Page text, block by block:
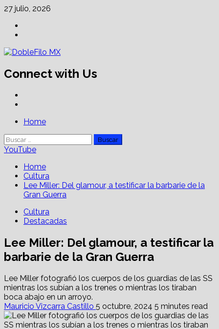
Skip
content
27 julio, 2026
Connect with Us
PrimaryHome
Buscar:
YouTube
Home
Cultura
Lee Miller: Del glamour, a testificar la barbarie de la
Gran Guerra
Cultura
Destacadas
Lee Miller: Del glamour, a testificar la
barbarie de la Gran Guerra
Lee Miller fotografió los cuerpos de los guardias de las SS
mientras los subían a los trenes o mientras los tiraban
boca abajo en un arroyo.
Mauricio Vizcarra Castillo 5 octubre, 2024 5 minutes read